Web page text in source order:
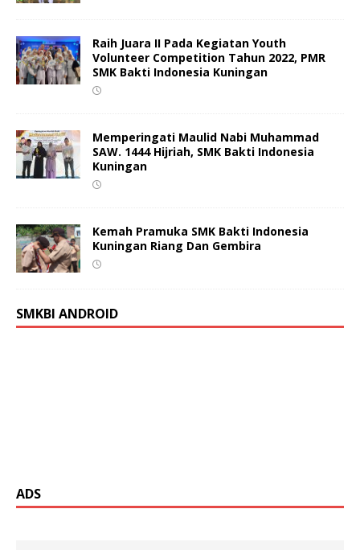
Raih Juara II Pada Kegiatan Youth
Volunteer Competition Tahun 2022, PMR
SMK Bakti Indonesia Kuningan
Memperingati Maulid Nabi Muhammad
SAW. 1444 Hijriah, SMK Bakti Indonesia
Kuningan
Kemah Pramuka SMK Bakti Indonesia
Kuningan Riang Dan Gembira
SMKBI ANDROID
ADS